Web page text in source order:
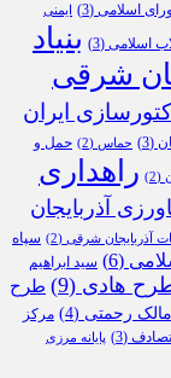
اسلامی (3) ایمنی
اسلامی (3)
بنیاد
شرقی
ایران
(3) حماس (2)
حمل و
(2)
راهداری
آذربایجان
آذربایجان شرقی (2)
سپاه
(6)
سید ابراهیم
هادی (9)
طرح
مالک رحمتی (4)
مرکز
تصادف (3)
پایانه مرزی